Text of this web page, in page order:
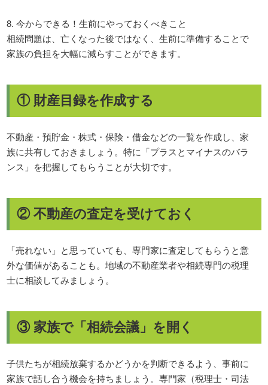
8. 今からできる！生前にやっておくべきこと
相続問題は、亡くなった後ではなく、生前に準備することで
家族の負担を大幅に減らすことができます。
① 財産目録を作成する
不動産・預貯金・株式・保険・借金などの一覧を作成し、家
族に共有しておきましょう。特に「プラスとマイナスのバラ
ンス」を把握してもらうことが大切です。
② 不動産の査定を受けておく
「売れない」と思っていても、専門家に査定してもらうと意
外な価値があることも。地域の不動産業者や相続専門の税理
士に相談してみましょう。
③ 家族で「相続会議」を開く
子供たちが相続放棄するかどうかを判断できるよう、事前に
家族で話し合う機会を持ちましょう。専門家（税理士・司法